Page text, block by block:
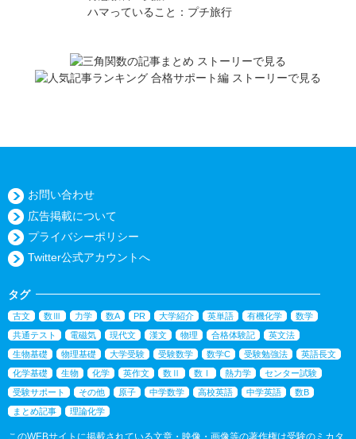
ハマっていること：プチ旅行
お問い合わせ
広告掲載について
プライバシーポリシー
Twitter公式アカウントへ
タグ
古文 数Ⅲ 力学 数A PR 大学紹介 英単語 有機化学
数学
共通テスト
電磁気 現代文 漢文 物理 合格体験記
英文法
生物基礎
物理基礎 大学受験 受験数学 数学C 受験勉強法
英語長文
化学基礎
生物 化学 英作文 数Ⅱ 数Ⅰ 熱力学
センター試験
受験サポート
その他 原子 中学数学 高校英語 中学英語
数B
まとめ記事
理論化学
このWEBサイトに掲載されている文章・映像・画像等の著作権は受験のミカタ